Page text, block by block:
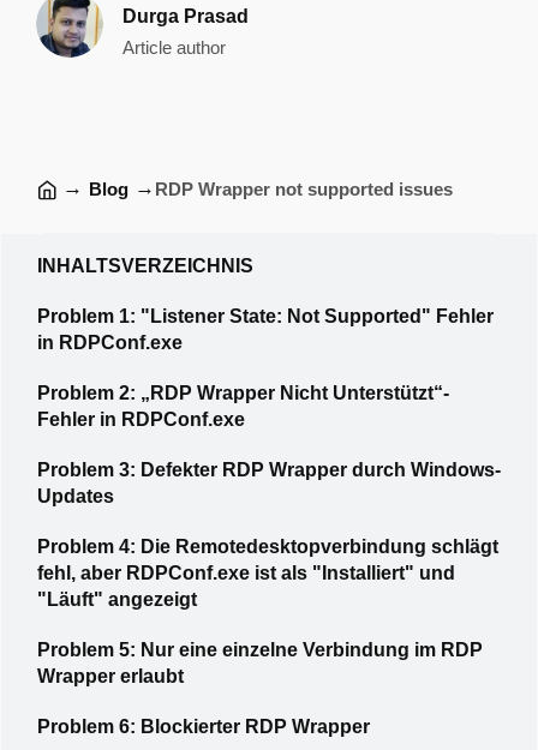
Durga Prasad
Article author
→ Blog → RDP Wrapper not supported issues
INHALTSVERZEICHNIS
Problem 1: "Listener State: Not Supported" Fehler
in RDPConf.exe
Problem 2: „RDP Wrapper Nicht Unterstützt“-
Fehler in RDPConf.exe
Problem 3: Defekter RDP Wrapper durch Windows-
Updates
Problem 4: Die Remotedesktopverbindung schlägt
fehl, aber RDPConf.exe ist als "Installiert" und
"Läuft" angezeigt
Problem 5: Nur eine einzelne Verbindung im RDP
Wrapper erlaubt
Problem 6: Blockierter RDP Wrapper